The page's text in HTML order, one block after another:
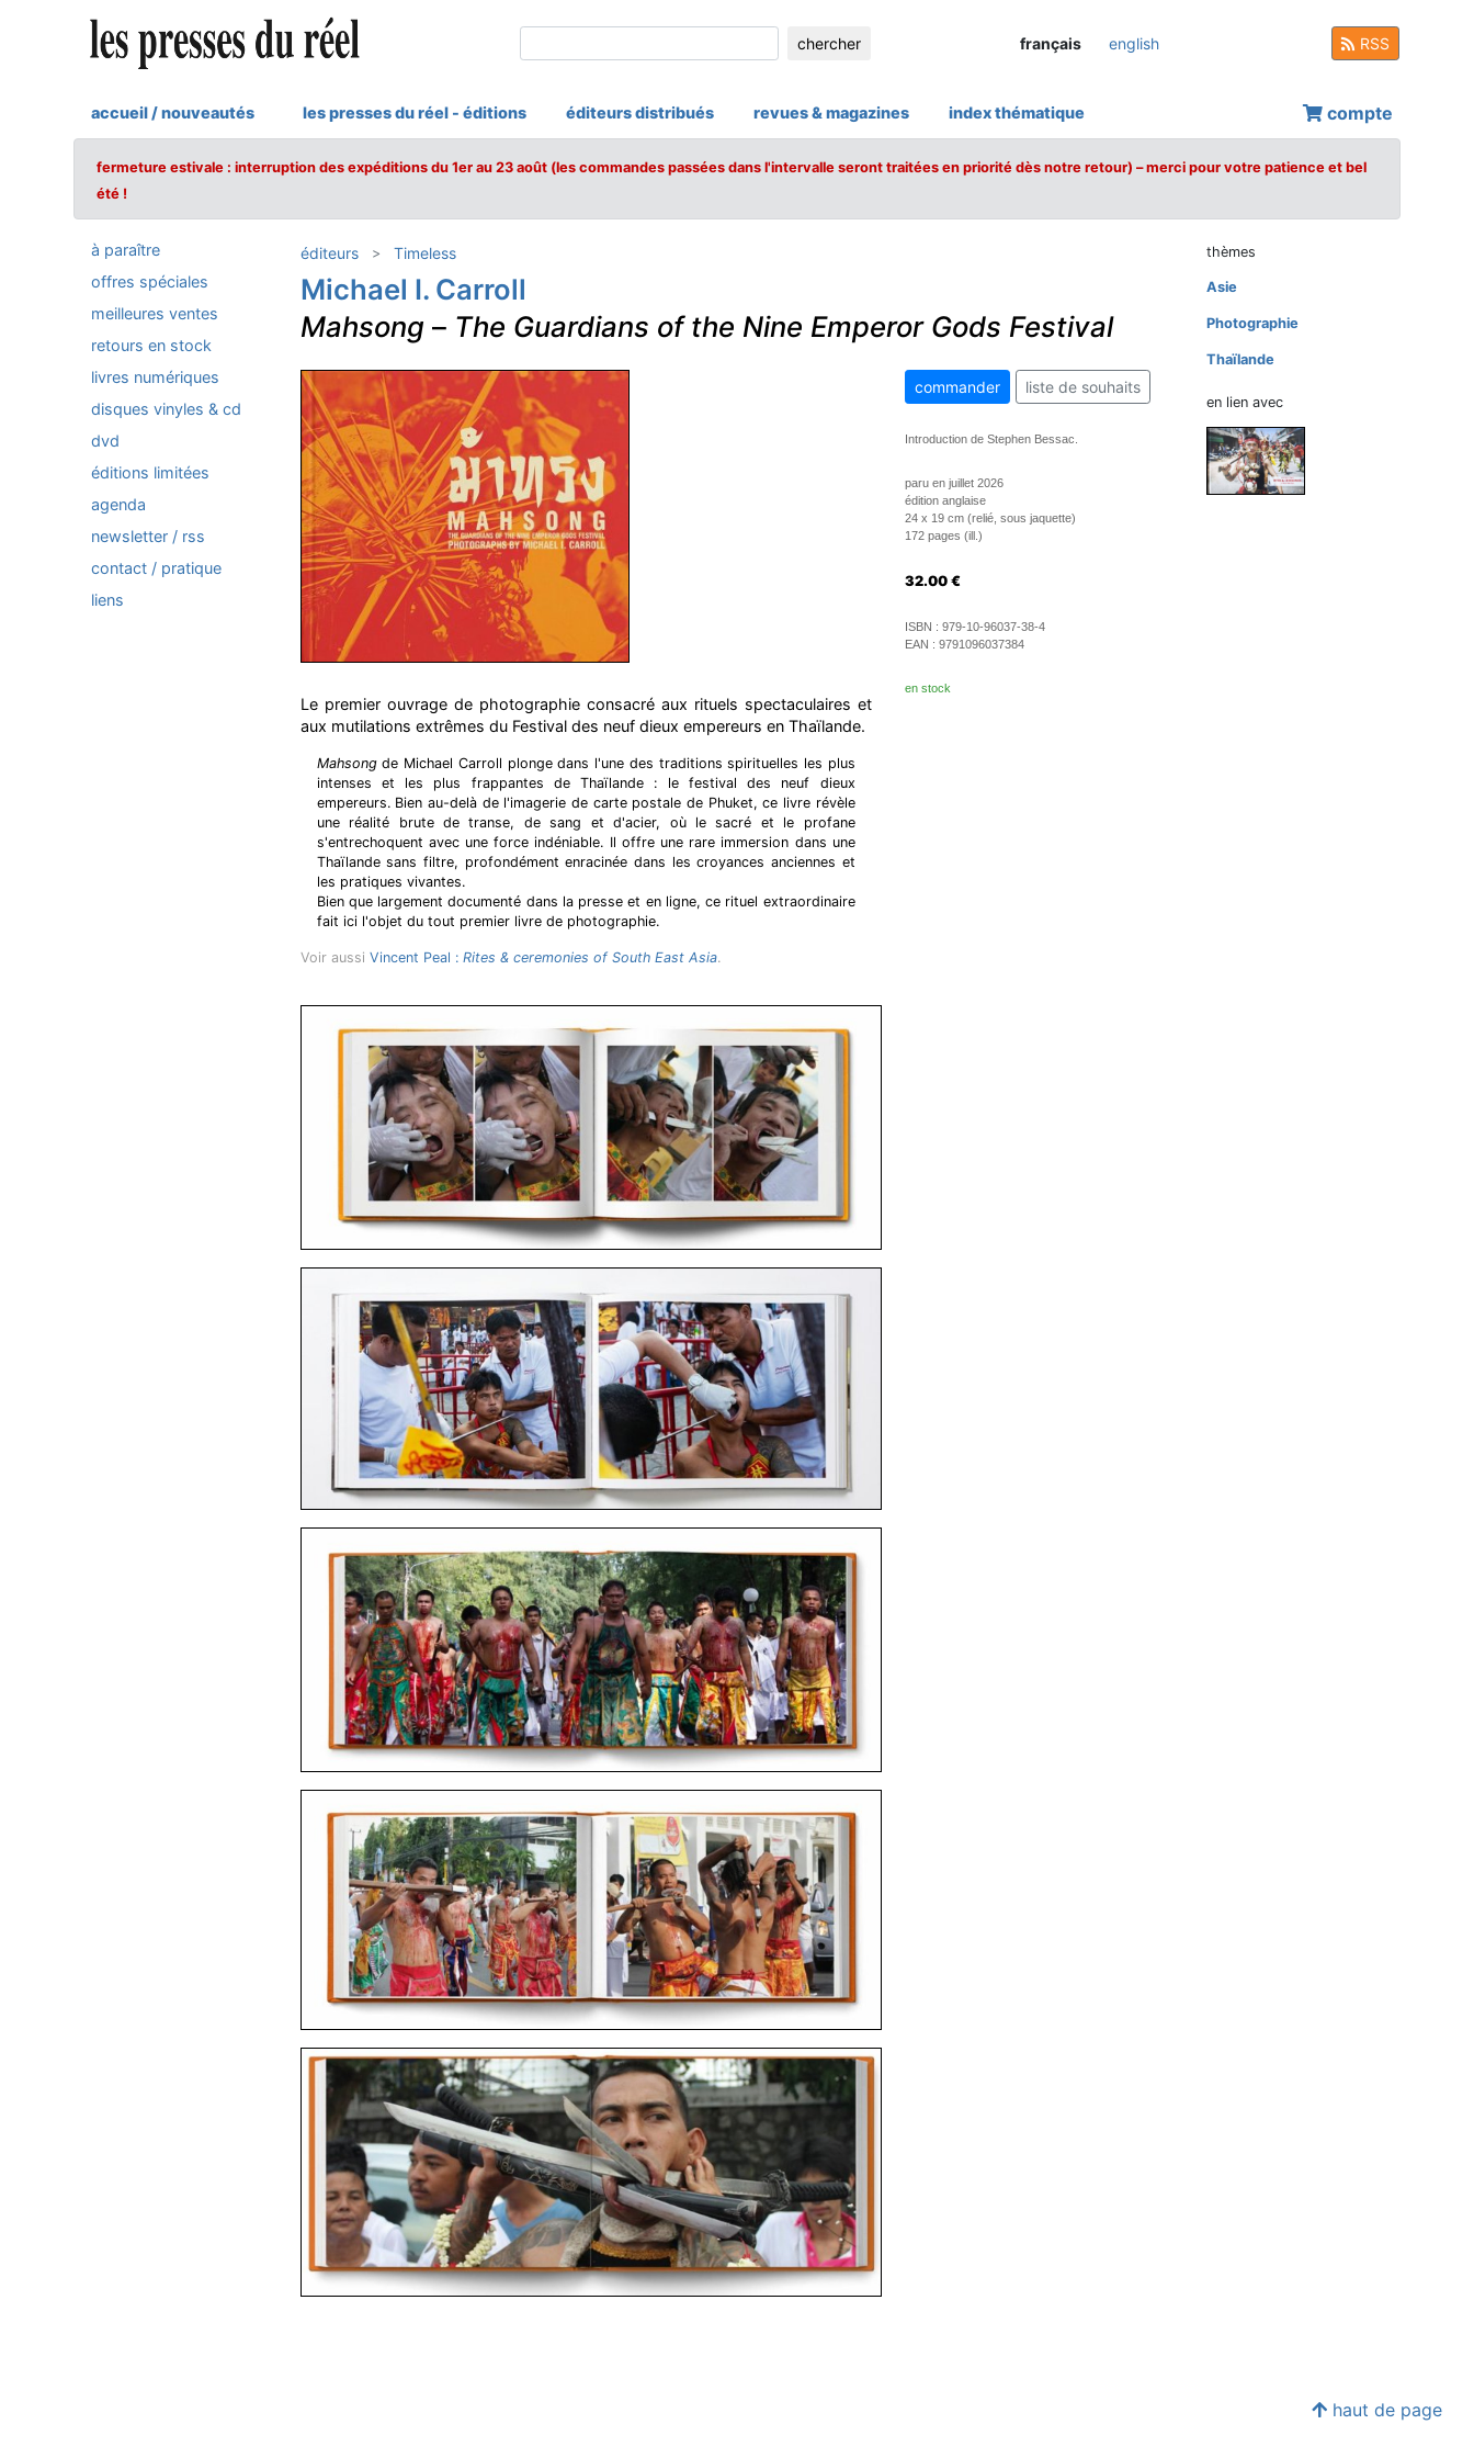
chercher français english RSS
accueil / nouveautés les presses du réel - éditions éditeurs distribués revues & magazines index thématique compte
fermeture estivale : interruption des expéditions du 1er au 23 août (les commandes passées dans l'intervalle seront traitées en priorité dès notre retour) – merci pour votre patience et bel
été !
à paraître
offres spéciales
meilleures ventes
retours en stock
livres numériques
disques vinyles & cd
dvd
éditions limitées
agenda
newsletter / rss
contact / pratique
liens
éditeurs Timeless
Michael I. Carroll
Mahsong – The Guardians of the Nine Emperor Gods Festival
Le premier ouvrage de photographie consacré aux rituels spectaculaires et
aux mutilations extrêmes du Festival des neuf dieux empereurs en Thaïlande.
Mahsongde Michael Carroll plonge dans l'une des traditions spirituelles les plus
intenses et les plus frappantes de Thaïlande : le festival des neuf dieux
empereurs. Bien au-delà de l'imagerie de carte postale de Phuket, ce livre révèle
une réalité brute de transe, de sang et d'acier, où le sacré et le profane
s'entrechoquent avec une force indéniable. Il offre une rare immersion dans une
Thaïlande sans filtre, profondément enracinée dans les croyances anciennes et
les pratiques vivantes.
Bien que largement documenté dans la presse et en ligne, ce rituel extraordinaire
fait ici l'objet du tout premier livre de photographie.
Voir aussi Vincent Peal : Rites & ceremonies of South East Asia.
commander liste de souhaits
Introduction de Stephen Bessac.
paru en juillet 2026
édition anglaise
24 x 19 cm (relié, sous jaquette)
172 pages (ill.)
32.00 €
ISBN : 979-10-96037-38-4
EAN : 9791096037384
en stock
thèmes
Asie
Photographie
Thaïlande
en lien avec
haut de page